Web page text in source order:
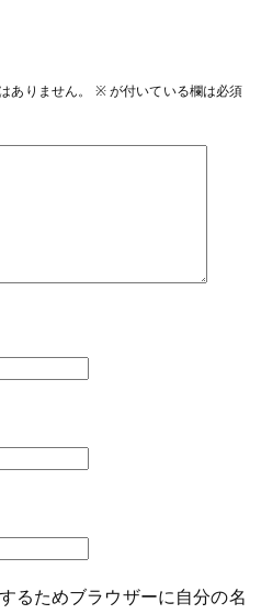
ありません。 ※が付いている欄は必須
るためブラウザーに自分の名